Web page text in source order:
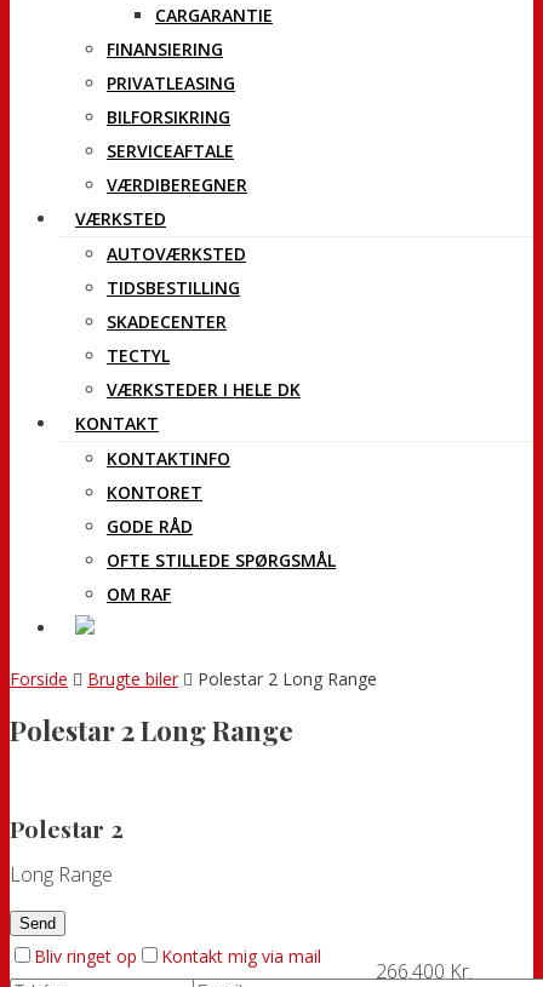
CARGARANTIE
FINANSIERING
PRIVATLEASING
BILFORSIKRING
SERVICEAFTALE
VÆRDIBEREGNER
VÆRKSTED
AUTOVÆRKSTED
TIDSBESTILLING
SKADECENTER
TECTYL
VÆRKSTEDER I HELE DK
KONTAKT
KONTAKTINFO
KONTORET
GODE RÅD
OFTE STILLEDE SPØRGSMÅL
OM RAF
Forside Brugte biler Polestar 2 Long Range
Polestar 2 Long Range
Polestar 2
Long Range
Bliv ringet op Kontakt mig via mail
266.400 Kr.